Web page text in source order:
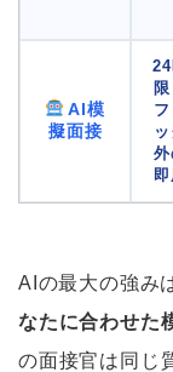
AI模
擬面接
外
AIの最大の強み
なたに合わせた
の面接官は同じ